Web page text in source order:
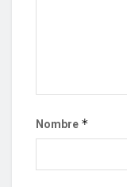
Nombre *